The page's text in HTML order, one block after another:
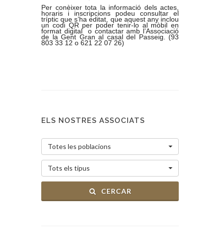
Per conèixer tota la informació dels actes,
horaris i inscripcions podeu consultar el
tríptic que s’ha editat, que aquest any inclou
un codi QR per poder tenir-lo al mòbil en
format digital o contactar amb l’Associació
de la Gent Gran al casal del Passeig. (93
803 33 12 o 621 22 07 26)
ELS NOSTRES ASSOCIATS
Totes les poblacions
Tots els tipus
CERCAR